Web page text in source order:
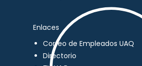
Enlaces
Correo de Empleados UAQ
Directorio